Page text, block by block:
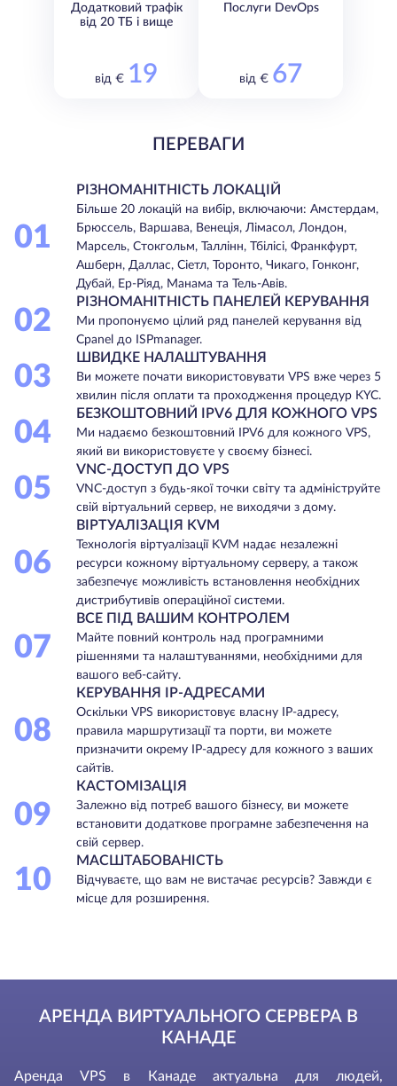
Додатковий трафік
від 20 ТБ і вище
від € 19
Послуги DevOps
від € 67
ПЕРЕВАГИ
01
РІЗНОМАНІТНІСТЬ ЛОКАЦІЙ
Більше 20 локацій на вибір, включаючи: Амстердам,
Брюссель, Варшава, Венеція, Лімасол, Лондон,
Марсель, Стокгольм, Таллінн, Тбілісі, Франкфурт,
Ашберн, Даллас, Сіетл, Торонто, Чикаго, Гонконг,
Дубай, Ер-Ріяд, Манама та Тель-Авів.
02
РІЗНОМАНІТНІСТЬ ПАНЕЛЕЙ КЕРУВАННЯ
Ми пропонуємо цілий ряд панелей керування від
Cpanel до ISPmanager.
03
ШВИДКЕ НАЛАШТУВАННЯ
Ви можете почати використовувати VPS вже через 5
хвилин після оплати та проходження процедур KYC.
04
БЕЗКОШТОВНИЙ IPV6 ДЛЯ КОЖНОГО VPS
Ми надаємо безкоштовний IPV6 для кожного VPS,
який ви використовуєте у своєму бізнесі.
05
VNC-ДОСТУП ДО VPS
VNC-доступ з будь-якої точки світу та адмініструйте
свій віртуальний сервер, не виходячи з дому.
06
ВІРТУАЛІЗАЦІЯ KVM
Технологія віртуалізації KVM надає незалежні
ресурси кожному віртуальному серверу, а також
забезпечує можливість встановлення необхідних
дистрибутивів операційної системи.
07
ВСЕ ПІД ВАШИМ КОНТРОЛЕМ
Майте повний контроль над програмними
рішеннями та налаштуваннями, необхідними для
вашого веб-сайту.
08
КЕРУВАННЯ IP-АДРЕСАМИ
Оскільки VPS використовує власну IP-адресу,
правила маршрутизації та порти, ви можете
призначити окрему IP-адресу для кожного з ваших
сайтів.
09
КАСТОМІЗАЦІЯ
Залежно від потреб вашого бізнесу, ви можете
встановити додаткове програмне забезпечення на
свій сервер.
10
МАСШТАБОВАНІСТЬ
Відчуваєте, що вам не вистачає ресурсів? Завжди є
місце для розширення.
АРЕНДА ВИРТУАЛЬНОГО СЕРВЕРА В
КАНАДЕ
Аренда VPS в Канаде актуальна для людей,